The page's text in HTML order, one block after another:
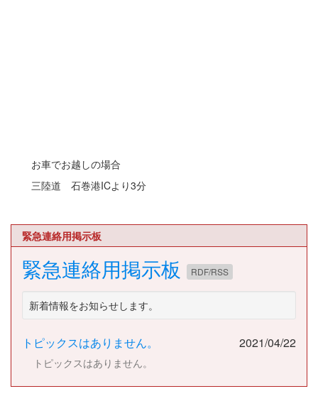
お車でお越しの場合
三陸道 石巻港ICより3分
緊急連絡用掲示板
緊急連絡用掲示板 RDF/RSS
新着情報をお知らせします。
トピックスはありません。 2021/04/22
トピックスはありません。